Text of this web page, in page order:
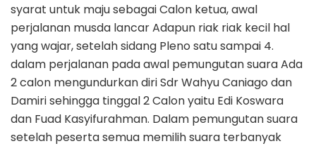
syarat untuk maju sebagai Calon ketua, awal
perjalanan musda lancar Adapun riak riak kecil hal
yang wajar, setelah sidang Pleno satu sampai 4.
dalam perjalanan pada awal pemungutan suara Ada
2 calon mengundurkan diri Sdr Wahyu Caniago dan
Damiri sehingga tinggal 2 Calon yaitu Edi Koswara
dan Fuad Kasyifurahman. Dalam pemungutan suara
setelah peserta semua memilih suara terbanyak